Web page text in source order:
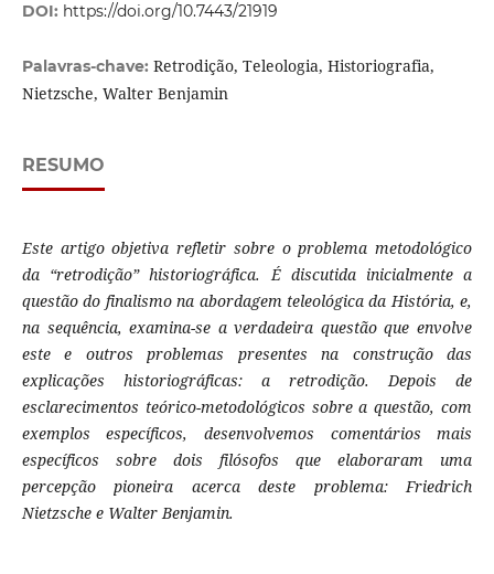
DOI: https://doi.org/10.7443/21919
Palavras-chave: Retrodição, Teleologia, Historiografia,
Nietzsche, Walter Benjamin
RESUMO
Este artigo objetiva refletir sobre o problema metodológico
da “retrodição” historiográfica. É discutida inicialmente a
questão do finalismo na abordagem teleológica da História, e,
na sequência, examina-se a verdadeira questão que envolve
este e outros problemas presentes na construção das
explicações historiográficas: a retrodição. Depois de
esclarecimentos teórico-metodológicos sobre a questão, com
exemplos específicos, desenvolvemos comentários mais
específicos sobre dois filósofos que elaboraram uma
percepção pioneira acerca deste problema: Friedrich
Nietzsche e Walter Benjamin.